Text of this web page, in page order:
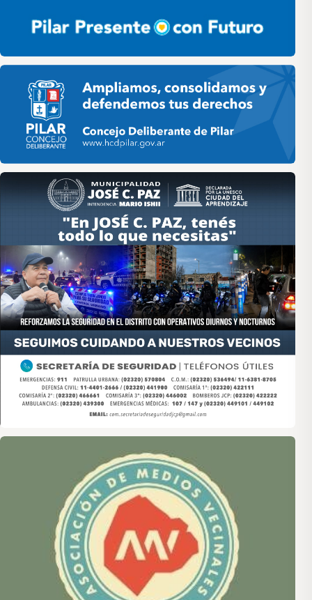
Pilar HCD
Asociación de Medios Vecinales